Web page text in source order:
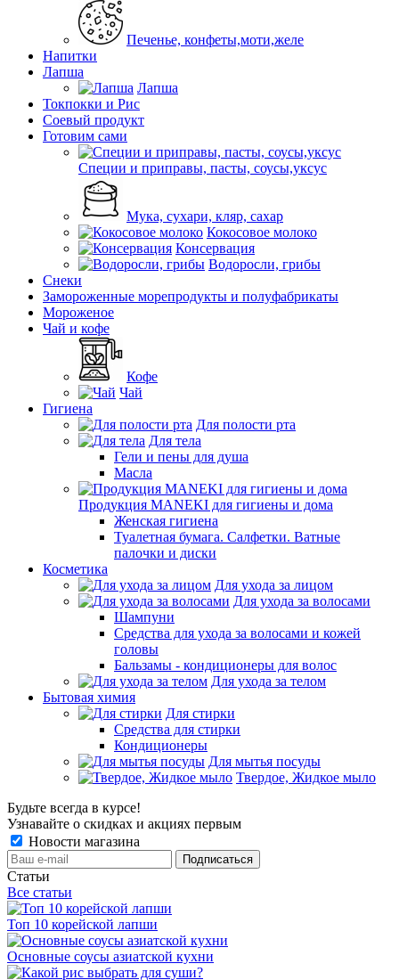
Печенье, конфеты,моти,желе
Напитки
Лапша
Лапша
Токпокки и Рис
Соевый продукт
Готовим сами
Специи и приправы, пасты, соусы,уксус
Мука, сухари, кляр, сахар
Кокосовое молоко
Консервация
Водоросли, грибы
Снеки
Замороженные морепродукты и полуфабрикаты
Мороженое
Чай и кофе
Кофе
Чай
Гигиена
Для полости рта
Для тела
Гели и пены для душа
Масла
Продукция MANEKI для гигиены и дома
Женская гигиена
Туалетная бумага. Салфетки. Ватные
палочки и диски
Косметика
Для ухода за лицом
Для ухода за волосами
Шампуни
Средства для ухода за волосами и кожей
головы
Бальзамы - кондиционеры для волос
Для ухода за телом
Бытовая химия
Для стирки
Средства для стирки
Кондиционеры
Для мытья посуды
Твердое, Жидкое мыло
Будьте всегда в курсе!
Узнавайте о скидках и акциях первым
Новости магазина
Статьи
Все статьи
Топ 10 корейской лапши
Основные соусы азиатской кухни